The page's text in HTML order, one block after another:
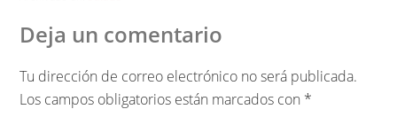
Deja un comentario
Tu dirección de correo electrónico no será publicada.
Los campos obligatorios están marcados con *